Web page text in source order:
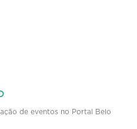
de eventos no Portal Belo